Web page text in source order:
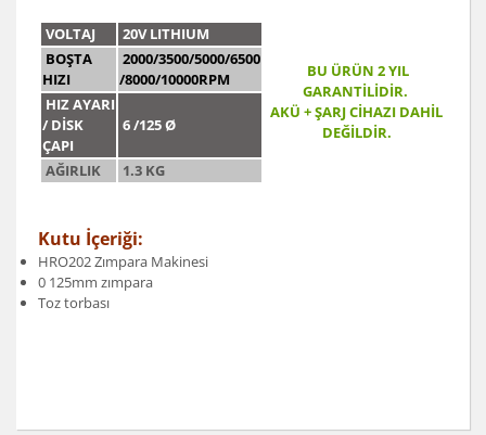
VOLTAJ
20V LITHIUM
BOŞTA
HIZI
2000/3500/5000/6500
/8000/10000RPM
HIZ AYARI
/ DİSK
ÇAPI
6 /125 Ø
AĞIRLIK 1.3 KG
BU ÜRÜN 2 YIL
GARANTİLİDİR.
AKÜ + ŞARJ CİHAZI DAHİL
DEĞİLDİR.
Kutu İçeriği:
HRO202 Zımpara Makinesi
0 125mm zımpara
Toz torbası